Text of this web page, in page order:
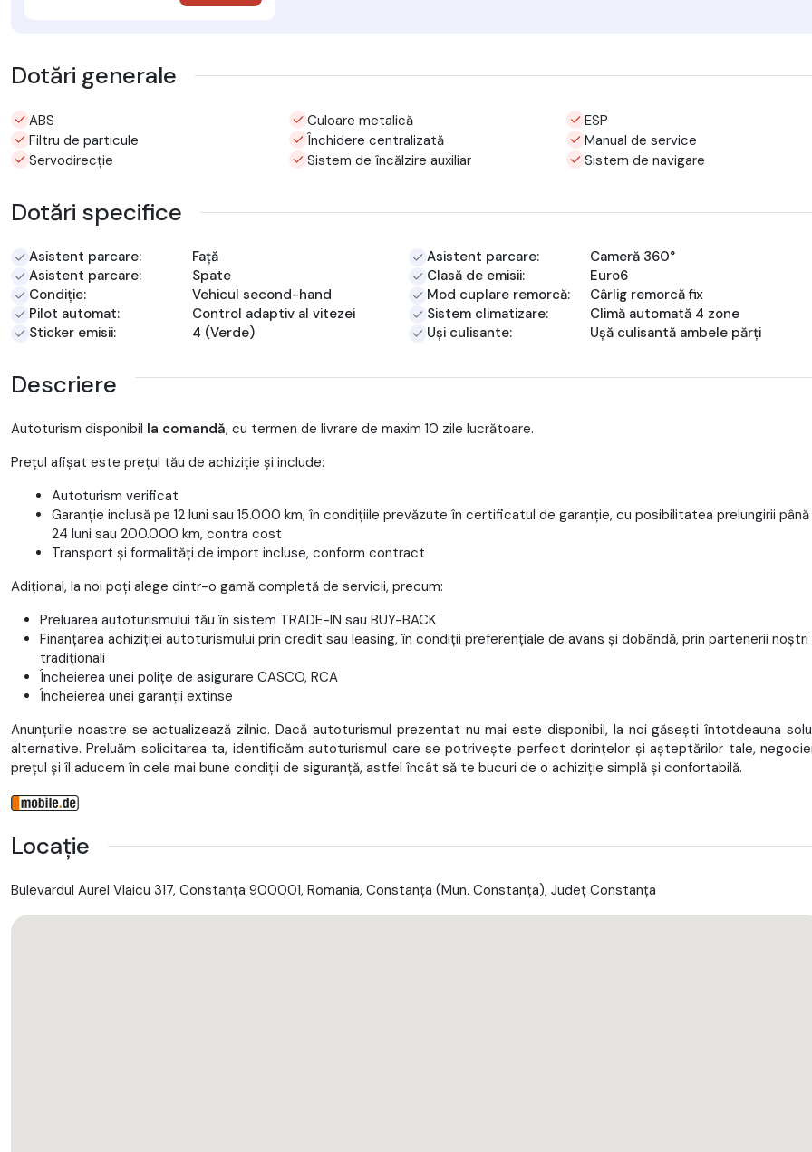
Dotări generale
ABS Culoare metalică
ESP
Filtru de particule
Închidere centralizată
Manual de service
Servodirecție
Sistem de încălzire auxiliar Sistem de navigare
Dotări specifice
Asistent parcare: Față Asistent parcare:
Cameră 360°
Asistent parcare:
Spate Clasă de emisii:
Euro6
Condiție:
Vehicul second-hand Mod cuplare remorcă:
Cârlig remorcă fix
Pilot automat:
Control adaptiv al vitezei Sistem climatizare:
Climă automată 4 zone
Sticker emisii:
4 (Verde) Uși culisante: Ușă culisantă ambele părți
Descriere
Autoturism disponibil la comandă, cu termen de livrare de maxim 10 zile lucrătoare.
Prețul afișat este prețul tău de achiziție și include:
Autoturism verificat
Garanție inclusă pe 12 luni sau 15.000 km, în condițiile prevăzute în certificatul de garanție, cu posibilitatea prelungirii până
24 luni sau 200.000 km, contra cost
Transport și formalități de import incluse, conform contract
Adițional, la noi poți alege dintr-o gamă completă de servicii, precum:
Preluarea autoturismului tău în sistem TRADE-IN sau BUY-BACK
Finanțarea achiziției autoturismului prin credit sau leasing, în condiții preferențiale de avans și dobândă, prin partenerii noștri
tradiționali
Încheierea unei polițe de asigurare CASCO, RCA
Încheierea unei garanții extinse
Anunțurile noastre se actualizează zilnic. Dacă autoturismul prezentat nu mai este disponibil, la noi găsești întotdeauna
alternative. Preluăm solicitarea ta, identificăm autoturismul care se potrivește perfect dorințelor și așteptărilor tale,
prețul și îl aducem în cele mai bune condiții de siguranță, astfel încât să te bucuri de o achiziție simplă și confortabilă.
Locație
Bulevardul Aurel Vlaicu 317, Constanța 900001, Romania, Constanţa (Mun. Constanţa), Județ Constanţa